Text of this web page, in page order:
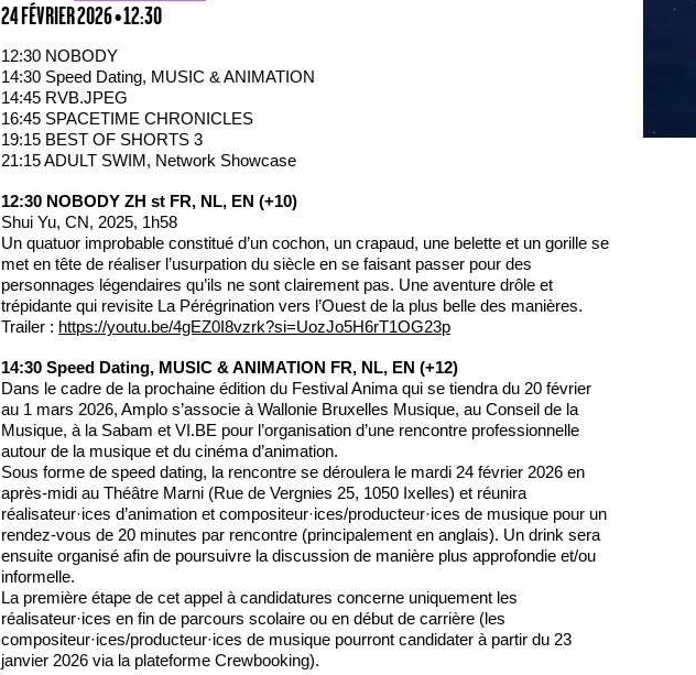
24 FÉVRIER 2026 • 12:30
12:30 NOBODY
14:30 Speed Dating, MUSIC & ANIMATION
14:45 RVB.JPEG
16:45 SPACETIME CHRONICLES
19:15 BEST OF SHORTS 3
21:15 ADULT SWIM, Network Showcase
12:30 NOBODY ZH st FR, NL, EN (+10)
Shui Yu, CN, 2025, 1h58
Un quatuor improbable constitué d’un cochon, un crapaud, une belette et un gorille se
met en tête de réaliser l’usurpation du siècle en se faisant passer pour des
personnages légendaires qu’ils ne sont clairement pas. Une aventure drôle et
trépidante qui revisite La Pérégrination vers l’Ouest de la plus belle des manières.
Trailer : https://youtu.be/4gEZ0I8vzrk?si=UozJo5H6rT1OG23p
14:30 Speed Dating, MUSIC & ANIMATION FR, NL, EN (+12)
Dans le cadre de la prochaine édition du Festival Anima qui se tiendra du 20 février
au 1 mars 2026, Amplo s’associe à Wallonie Bruxelles Musique, au Conseil de la
Musique, à la Sabam et VI.BE pour l’organisation d’une rencontre professionnelle
autour de la musique et du cinéma d’animation.
Sous forme de speed dating, la rencontre se déroulera le mardi 24 février 2026 en
après-midi au Théâtre Marni (Rue de Vergnies 25, 1050 Ixelles) et réunira
réalisateur·ices d’animation et compositeur·ices/producteur·ices de musique pour un
rendez-vous de 20 minutes par rencontre (principalement en anglais). Un drink sera
ensuite organisé afin de poursuivre la discussion de manière plus approfondie et/ou
informelle.
La première étape de cet appel à candidatures concerne uniquement les
réalisateur·ices en fin de parcours scolaire ou en début de carrière (les
compositeur·ices/producteur·ices de musique pourront candidater à partir du 23
janvier 2026 via la plateforme Crewbooking).